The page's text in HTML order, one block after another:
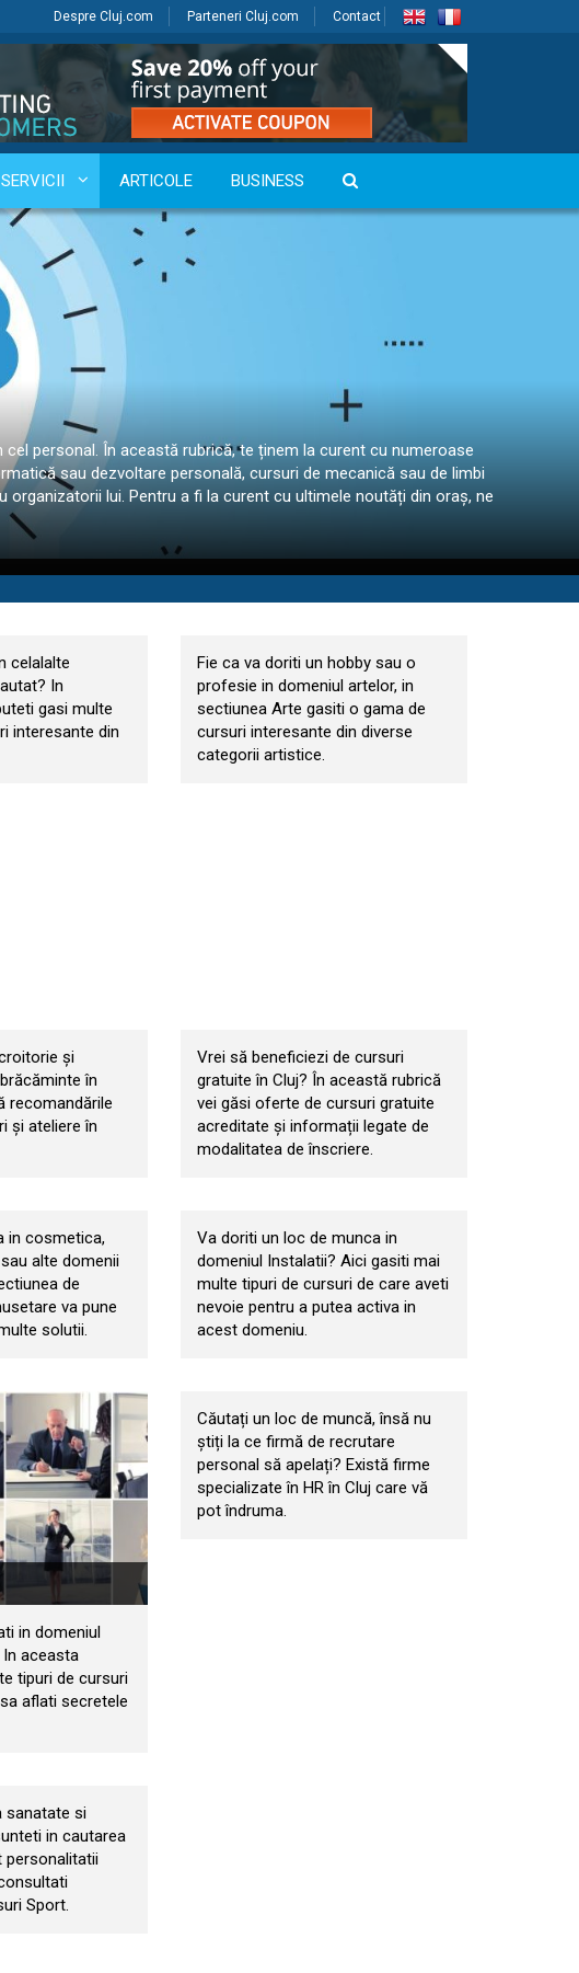
Despre Cluj.com Parteneri Cluj.com Contact
SERVICII ARTICOLE BUSINESS
personal. În această rubrică, te ținem la curent cu numeroase
sau dezvoltare personală, cursuri de mecanică sau de limbi
lui. Pentru a fi la curent cu ultimele noutăți din oraș, ne
celalalte
In
gasi multe
interesante din
Fie ca va doriti un hobby sau o
profesie in domeniul artelor, in
sectiunea Arte gasiti o gama de
cursuri interesante din diverse
categorii artistice.
și
în
recomandările
și ateliere în
Vrei să beneficiezi de cursuri
gratuite în Cluj? În această rubrică
vei găsi oferte de cursuri gratuite
acreditate și informații legate de
modalitatea de înscriere.
in cosmetica,
alte domenii
de
va pune
solutii.
Va doriti un loc de munca in
domeniul Instalatii? Aici gasiti mai
multe tipuri de cursuri de care aveti
nevoie pentru a putea activa in
acest domeniu.
in domeniul
In aceasta
tipuri de cursuri
aflati secretele
Căutați un loc de muncă, însă nu
știți la ce firmă de recrutare
personal să apelați? Există firme
specializate în HR în Cluj care vă
pot îndruma.
sanatate si
in cautarea
personalitatii
Sport.